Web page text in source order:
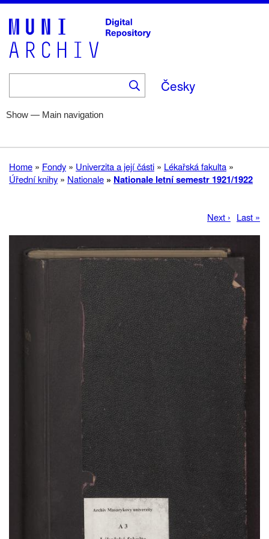
main
Česky
Main
Show — Main navigation
Breadcrumb
Home Fondy Univerzita a její části
Lékařská fakulta
Úřední knihy
Nationale Nationale letní semestr 1921/1922
Next
Next › Last
Last »